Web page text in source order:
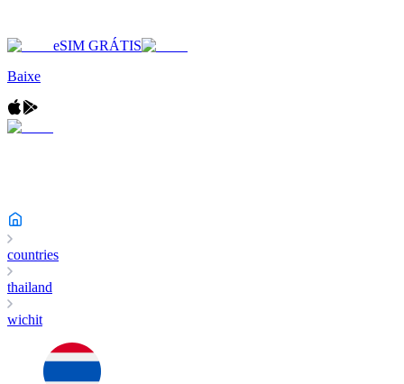
eSIM GRÁTIS
Baixe
countries
thailand
wichit